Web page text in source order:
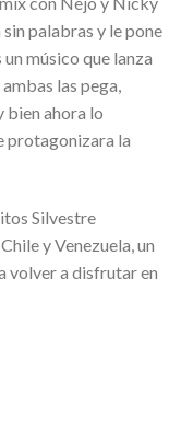
palabras y le pone
músico que lanza
las pega,
bien ahora lo
protagonizara la
Silvestre
y Venezuela, un
volver a disfrutar en